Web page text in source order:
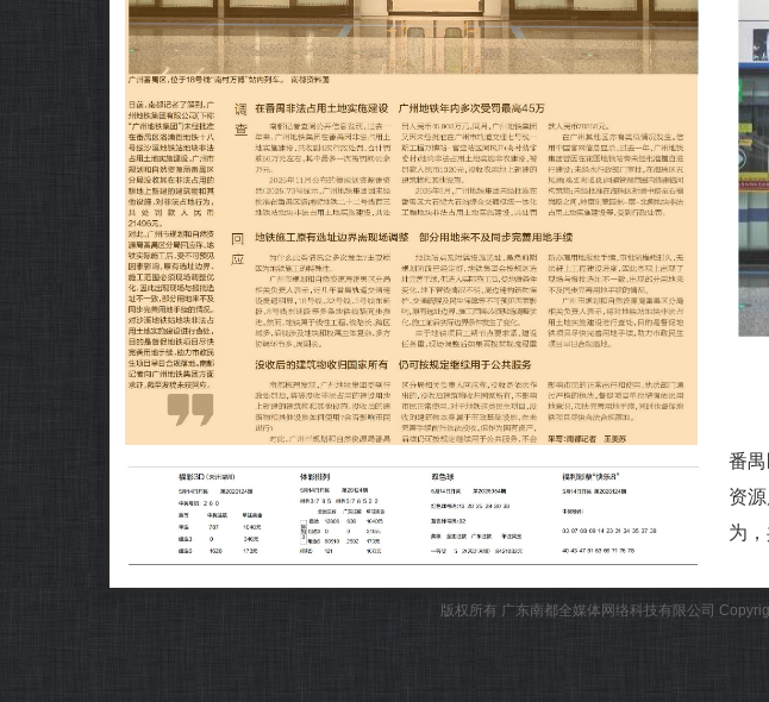
番
资
为
版权所有 广东南都全媒体网络科技有限公司